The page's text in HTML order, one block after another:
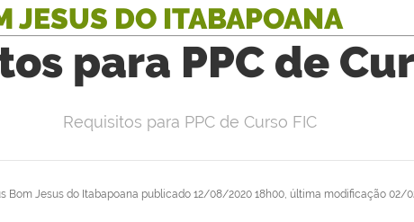
JESUS DO ITABAPOANA
para PPC de
Bom Jesus do Itabapoana publicado 12/08/2020 18h00, última modificação 02/
Requisitos para PPC de Curso FIC